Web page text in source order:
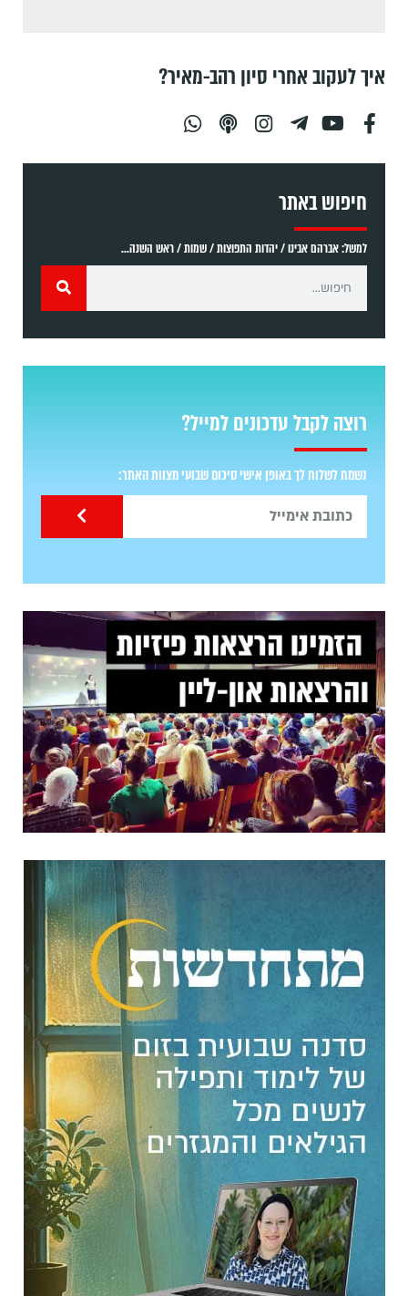
איך לעקוב אחרי סיון רהב-מאיר?
חיפוש באתר
למשל: אברהם אבינו / יהדות התפוצות / שמות / ראש השנה...
רוצה לקבל עדכונים למייל?
נשמח לשלוח לך באופן אישי סיכום שבועי מצוות האתר: